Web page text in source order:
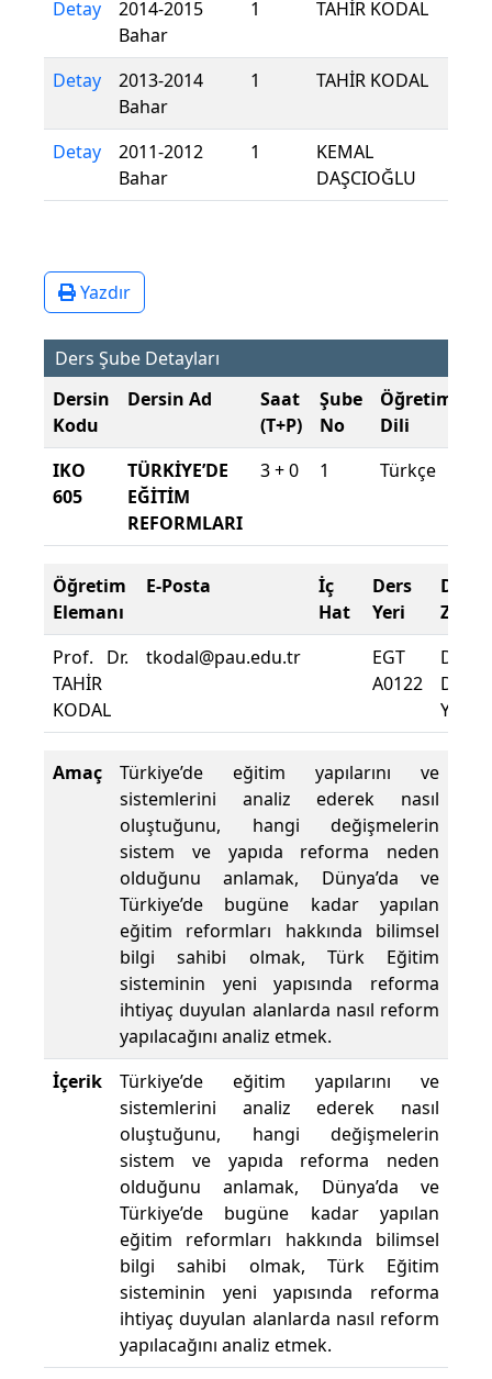
Detay
2014-2015
Bahar
1 TAHİR KODAL
Detay
2013-2014
Bahar
1 TAHİR KODAL
Detay
2011-2012
Bahar
1
KEMAL
DAŞCIOĞLU
Yazdır
Ders Şube Detayları
Dersin
Kodu
Dersin Ad
Saat
(T+P)
Şube
No
Öğretim
Dili
IKO
605
TÜRKİYE’DE
EĞİTİM
REFORMLARI
3 + 0 1 Türkçe
Öğretim
Elemanı
E-Posta
İç
Hat
Ders
Yeri
Prof. Dr.
TAHİR
KODAL
tkodal@pau.edu.tr
EGT
A0122
Amaç
Türkiye’de eğitim yapılarını ve
sistemlerini analiz ederek nasıl
oluştuğunu, hangi değişmelerin
sistem ve yapıda reforma neden
olduğunu anlamak, Dünya’da ve
Türkiye’de bugüne kadar yapılan
eğitim reformları hakkında bilimsel
bilgi sahibi olmak, Türk Eğitim
sisteminin yeni yapısında reforma
ihtiyaç duyulan alanlarda nasıl reform
yapılacağını analiz etmek.
İçerik
Türkiye’de eğitim yapılarını ve
sistemlerini analiz ederek nasıl
oluştuğunu, hangi değişmelerin
sistem ve yapıda reforma neden
olduğunu anlamak, Dünya’da ve
Türkiye’de bugüne kadar yapılan
eğitim reformları hakkında bilimsel
bilgi sahibi olmak, Türk Eğitim
sisteminin yeni yapısında reforma
ihtiyaç duyulan alanlarda nasıl reform
yapılacağını analiz etmek.